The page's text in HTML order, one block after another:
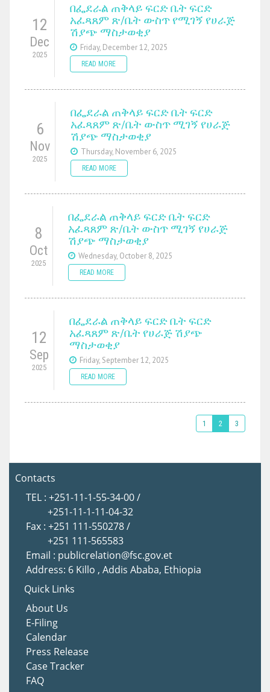
12
Dec
2025
በፌደራል ጠቅላይ ፍርድ ቤት ፍርድ
አፈጻጸም ጽ/ቤት ውስጥ የሚገኝ የሀራጅ
ሽያጭ ማስታወቂያ
Friday, December 12, 2025
READ MORE
6
Nov
2025
በፌደራል ጠቅላይ ፍርድ ቤት ፍርድ
አፈጻጸም ጽ/ቤት ውስጥ ሚገኝ የሀራጅ
ሽያጭ ማስታወቂያ
Thursday, November 6, 2025
READ MORE
8
Oct
2025
በፌደራል ጠቅላይ ፍርድ ቤት ፍርድ
አፈጻጸም ጽ/ቤት ውስጥ ሚገኝ የሀራጅ
ሽያጭ ማስታወቂያ
Wednesday, October 8, 2025
READ MORE
12
Sep
2025
በፌደራል ጠቅላይ ፍርድ ቤት ፍርድ
አፈጻጸም ጽ/ቤት የሀራጅ ሽያጭ
ማስታወቂያ
Friday, September 12, 2025
READ MORE
1 2 3
Contacts
TEL : +251-11-1-55-34-00 /
+251-11-1-11-04-32
Fax : +251 111-550278 /
+251 111-565583
Email : publicrelation@fsc.gov.et
Address: 6 Killo , Addis Ababa, Ethiopia
Quick Links
About Us
E-Filing
Calendar
Press Release
Case Tracker
FAQ